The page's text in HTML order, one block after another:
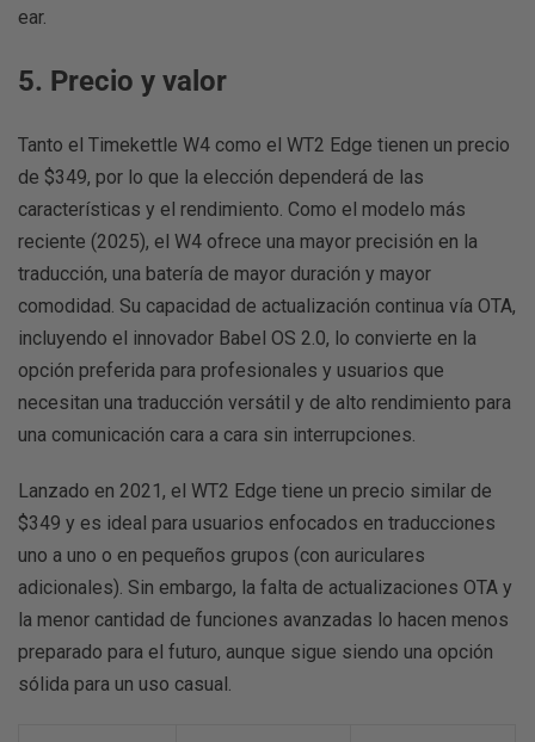
ear.
5. Precio y valor
Tanto el Timekettle W4 como el WT2 Edge tienen un precio
de $349, por lo que la elección dependerá de las
características y el rendimiento. Como el modelo más
reciente (2025), el W4 ofrece una mayor precisión en la
traducción, una batería de mayor duración y mayor
comodidad. Su capacidad de actualización continua vía OTA,
incluyendo el innovador Babel OS 2.0, lo convierte en la
opción preferida para profesionales y usuarios que
necesitan una traducción versátil y de alto rendimiento para
una comunicación cara a cara sin interrupciones.
Lanzado en 2021, el WT2 Edge tiene un precio similar de
$349 y es ideal para usuarios enfocados en traducciones
uno a uno o en pequeños grupos (con auriculares
adicionales). Sin embargo, la falta de actualizaciones OTA y
la menor cantidad de funciones avanzadas lo hacen menos
preparado para el futuro, aunque sigue siendo una opción
sólida para un uso casual.